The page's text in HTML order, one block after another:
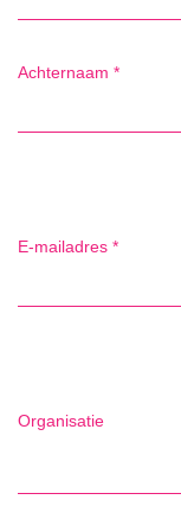
Achternaam *
E-mailadres *
Organisatie